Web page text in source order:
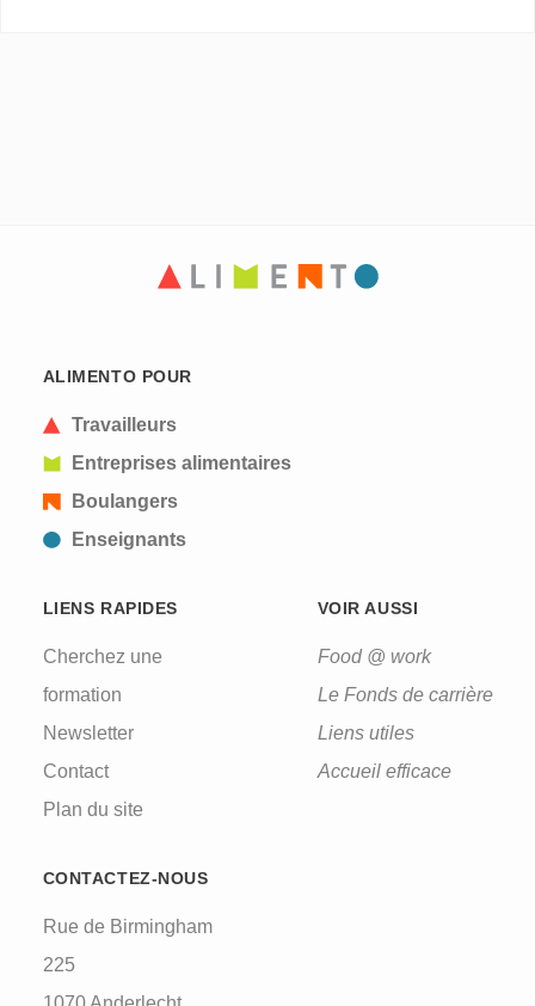
ALIMENTO POUR
Travailleurs
Entreprises alimentaires
Boulangers
Enseignants
LIENS RAPIDES
Cherchez une
formation
Newsletter
Contact
Plan du site
VOIR AUSSI
Food @ work
Le Fonds de carrière
Liens utiles
Accueil efficace
CONTACTEZ-NOUS
Rue de Birmingham
225